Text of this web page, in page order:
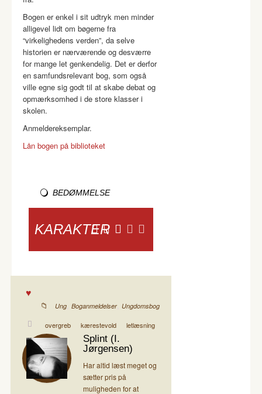
Bogen er enkel i sit udtryk men minder
alligevel lidt om bøgerne fra
“virkelighedens verden”, da selve
historien er nærværende og desværre
for mange let genkendelig. Det er derfor
en samfundsrelevant bog, som også
ville egne sig godt til at skabe debat og
opmærksomhed i de store klasser i
skolen.
Anmeldereksemplar.
Lån bogen på biblioteket
BEDØMMELSE
KARAKTER
Ung, Boganmeldelser, Ungdomsbog
overgreb kærestevold letlæsning
Splint (I.
Jørgensen)
Har altid læst meget og
sætter pris på
muligheden for at